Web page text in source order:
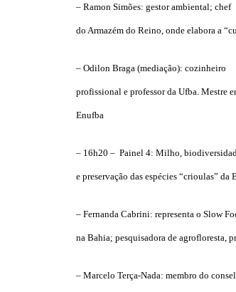
– Ramon Simões: gestor ambiental; chef
do Armazém do Reino, onde elabora a
– Odilon Braga (mediação): cozinheiro
profissional e professor da Ufba. Mestre
Enufba
– 16h20 – Painel 4: Milho,
e preservação das espécies “crioulas” da
– Fernanda Cabrini: representa o Slow
na Bahia; pesquisadora de agrofloresta,
– Marcelo Terça-Nada: membro do